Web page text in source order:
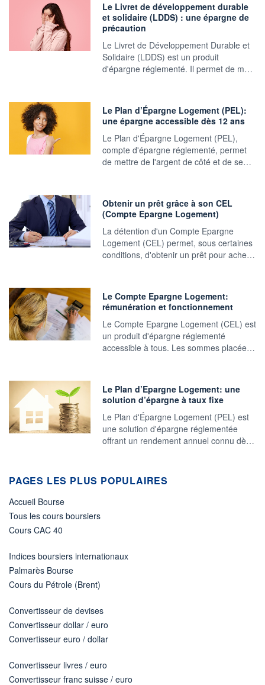
Le Livret de développement durable
et solidaire (LDDS) : une épargne de
précaution
Le Livret de Développement Durable et
Solidaire (LDDS) est un produit
d'épargne réglementé. Il permet de m…
Le Plan d’Épargne Logement (PEL):
une épargne accessible dès 12 ans
Le Plan d'Épargne Logement (PEL),
compte d'épargne réglementé, permet
de mettre de l'argent de côté et de se…
Obtenir un prêt grâce à son CEL
(Compte Epargne Logement)
La détention d'un Compte Epargne
Logement (CEL) permet, sous certaines
conditions, d'obtenir un prêt pour ache…
Le Compte Epargne Logement:
rémunération et fonctionnement
Le Compte Epargne Logement (CEL) est
un produit d'épargne réglementé
accessible à tous. Les sommes placée…
Le Plan d’Epargne Logement: une
solution d’épargne à taux fixe
Le Plan d'Épargne Logement (PEL) est
une solution d'épargne réglementée
offrant un rendement annuel connu dè…
PAGES LES PLUS POPULAIRES
Accueil Bourse
Tous les cours boursiers
Cours CAC 40
Indices boursiers internationaux
Palmarès Bourse
Cours du Pétrole (Brent)
Convertisseur de devises
Convertisseur dollar / euro
Convertisseur euro / dollar
Convertisseur livres / euro
Convertisseur franc suisse / euro